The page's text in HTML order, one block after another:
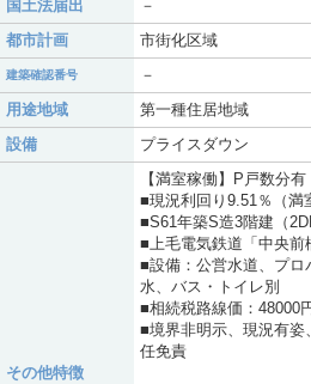
国土法届出
－
都市計画
市街化区域
建築確認番号
－
用途地域
第一種住居地域
設備
プライスダウン
その他特徴
【満室稼働】P戸数
■現況利回り9.51％（満
■S61年築S造3階建（
■上毛電気鉄道「中央前
■設備：公営水道、プ
水、バス・トイレ別
■相続税路線価：48000
■境界非明示、現況有姿
任免責